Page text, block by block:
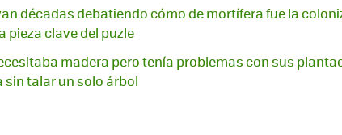
décadas debatiendo cómo de mortífera fue la
pieza clave del puzle
madera pero tenía problemas con sus
talar un solo árbol